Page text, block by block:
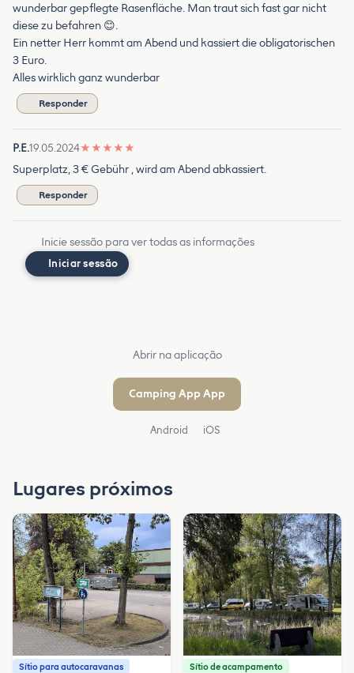
wunderbar gepflegte Rasenfläche. Man traut sich fast gar nicht
diese zu befahren 😊.
Ein netter Herr kommt am Abend und kassiert die obligatorischen
3 Euro.
Alles wirklich ganz wunderbar
Responder
P.E.19.05.2024★ ★ ★ ★ ★
Superplatz, 3 € Gebühr , wird am Abend abkassiert.
Responder
Inicie sessão para ver todas as informações
Iniciar sessão
Abrir na aplicação
Camping App App
Android iOS
Lugares próximos
Sítio para autocaravanas Sítio de acampamento